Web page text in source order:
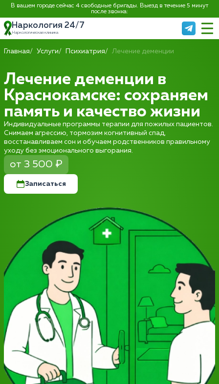
В вашем городе сейчас 4 свободные бригады. Выезд в течение 5 минут
после звонка:
Наркология 24/7
Наркологическая клиника
Главная Услуги Психиатрия Лечение деменции
Лечение деменции в
Краснокамске: сохраняем
память и качество жизни
Индивидуальные программы терапии для пожилых пациентов.
Снимаем агрессию, тормозим когнитивный спад,
восстанавливаем сон и обучаем родственников правильному
уходу без эмоционального выгорания.
от 3 500 ₽
Записаться